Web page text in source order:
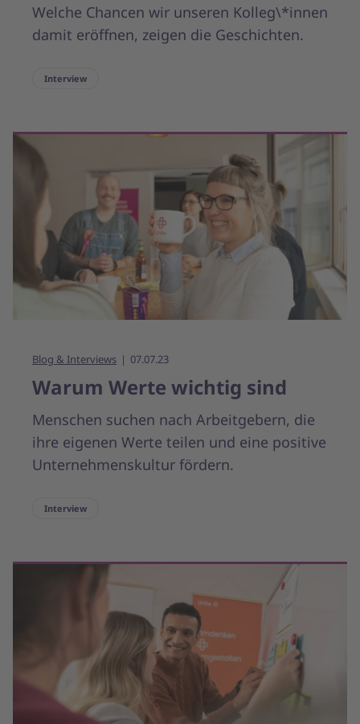
Welche Chancen wir unseren Kolleg\*innen
damit eröffnen, zeigen die Geschichten.
Interview
Blog & Interviews 07.07.23
Warum Werte wichtig sind
Menschen suchen nach Arbeitgebern, die
ihre eigenen Werte teilen und eine positive
Unternehmenskultur fördern.
Interview